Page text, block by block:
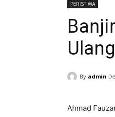
PERISTIWA
Ulang
By admin
Ahmad